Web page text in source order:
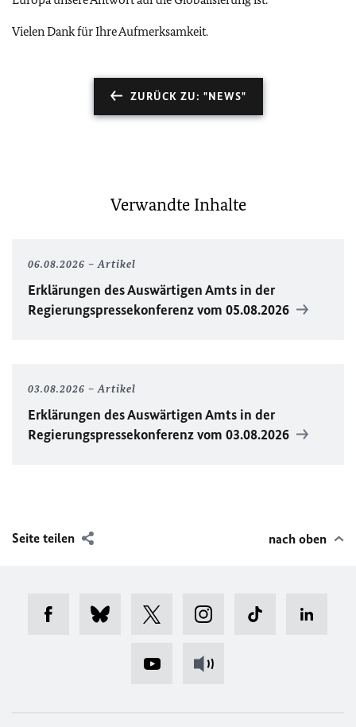
Vielen Dank für Ihre Aufmerksamkeit.
ZURÜCK ZU: "NEWS"
Verwandte Inhalte
06.08.2026 Artikel
Erklärungen des Auswärtigen Amts in der
Regierungspressekonferenz vom 05.08.2026
03.08.2026 Artikel
Erklärungen des Auswärtigen Amts in der
Regierungspressekonferenz vom 03.08.2026
Seite teilen nach oben